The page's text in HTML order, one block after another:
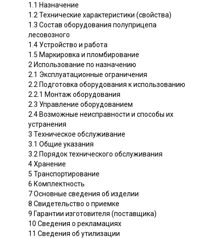
1.1 Назначение
1.2 Технические характеристики (свойства)
1.3 Состав оборудования полуприцепа
лесовозного
1.4 Устройство и работа
1.5 Маркировка и пломбирование
2 Использование по назначению
2.1 Эксплуатационные ограничения
2.2 Подготовка оборудования к использованию
2.2.1 Монтаж оборудования
2.3 Управление оборудованием
2.4 Возможные неисправности и способы их
устранения
3 Техническое обслуживание
3.1 Общие указания
3.2 Порядок технического обслуживания
4 Хранение
5 Транспортирование
6 Комплектность
7 Основные сведения об изделии
8 Свидетельство о приемке
9 Гарантии изготовителя (поставщика)
10 Сведения о рекламациях
11 Сведения об утилизации